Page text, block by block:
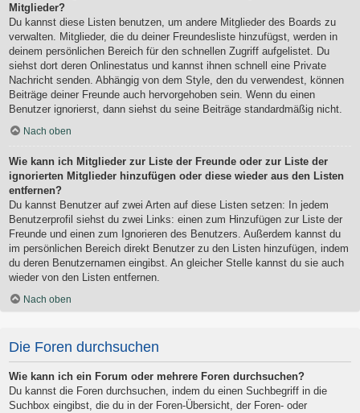
Mitglieder?
Du kannst diese Listen benutzen, um andere Mitglieder des Boards zu
verwalten. Mitglieder, die du deiner Freundesliste hinzufügst, werden in
deinem persönlichen Bereich für den schnellen Zugriff aufgelistet. Du
siehst dort deren Onlinestatus und kannst ihnen schnell eine Private
Nachricht senden. Abhängig von dem Style, den du verwendest, können
Beiträge deiner Freunde auch hervorgehoben sein. Wenn du einen
Benutzer ignorierst, dann siehst du seine Beiträge standardmäßig nicht.
Nach oben
Wie kann ich Mitglieder zur Liste der Freunde oder zur Liste der
ignorierten Mitglieder hinzufügen oder diese wieder aus den Listen
entfernen?
Du kannst Benutzer auf zwei Arten auf diese Listen setzen: In jedem
Benutzerprofil siehst du zwei Links: einen zum Hinzufügen zur Liste der
Freunde und einen zum Ignorieren des Benutzers. Außerdem kannst du
im persönlichen Bereich direkt Benutzer zu den Listen hinzufügen, indem
du deren Benutzernamen eingibst. An gleicher Stelle kannst du sie auch
wieder von den Listen entfernen.
Nach oben
Die Foren durchsuchen
Wie kann ich ein Forum oder mehrere Foren durchsuchen?
Du kannst die Foren durchsuchen, indem du einen Suchbegriff in die
Suchbox eingibst, die du in der Foren-Übersicht, der Foren- oder